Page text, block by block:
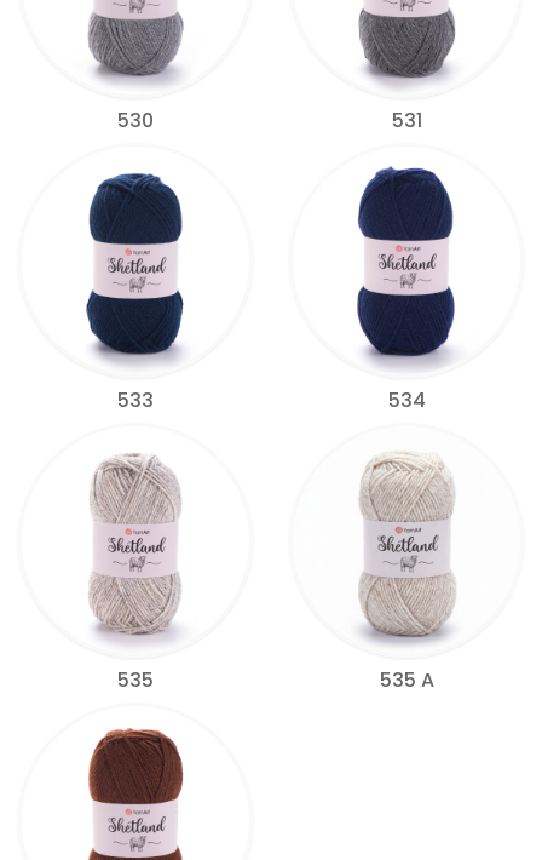
530 531
533 534
535 535 A